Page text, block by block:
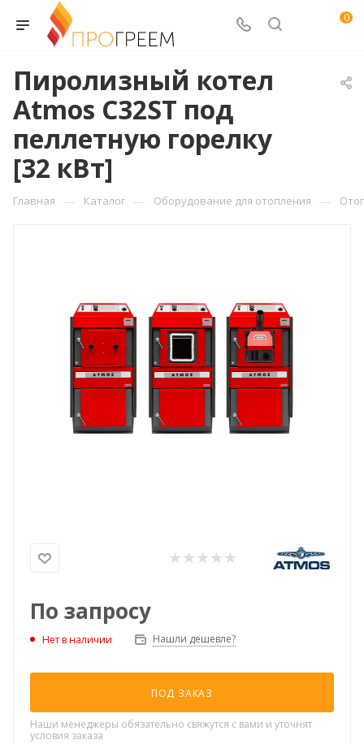
0
Пиролизный котел
Atmos C32ST под
пеллетную горелку
[32 кВт]
Главная — Каталог — Оборудование для отопления —
По запросу
Нет в наличии Нашли дешевле?
ПОД ЗАКАЗ
Наши менеджеры обязательно свяжутся с вами и уточнят
условия заказа